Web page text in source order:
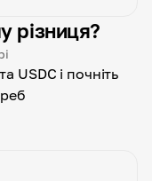
різниця?
USDC і почніть